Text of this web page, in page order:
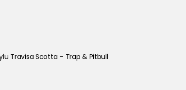
Travisa Scotta – Trap & Pitbull